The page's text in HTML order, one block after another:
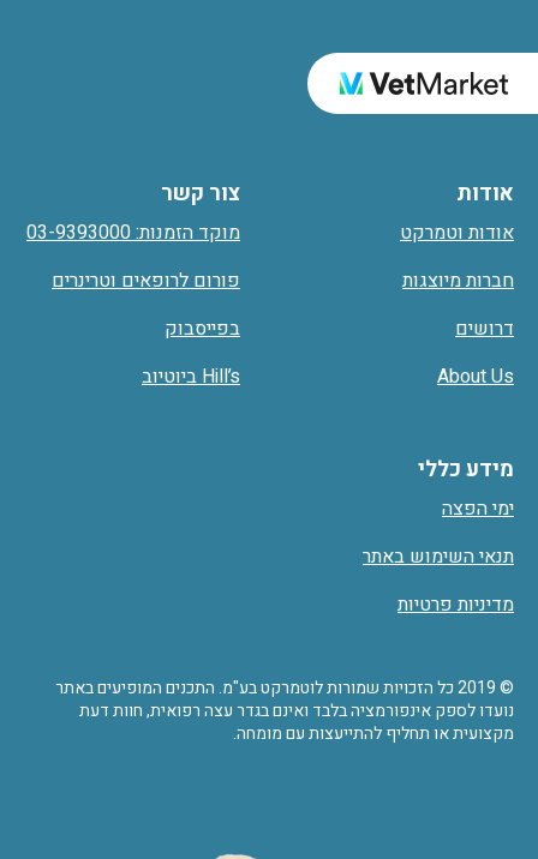
אודות
אודות וטמרקט
חברות מיוצגות
דרושים
About Us
מידע כללי
ימי הפצה
תנאי השימוש באתר
מדיניות פרטיות
צור קשר
מוקד הזמנות: 03-9393000
פורום לרופאים וטרינרים
בפייסבוק
Hill’s ביוטיוב
© 2019 כל הזכויות שמורות לוטמרקט בע"מ. התכנים המופיעים באתר
נועדו לספק אינפורמציה בלבד ואינם בגדר עצה רפואית, חוות דעת
מקצועית או תחליף להתייעצות עם מומחה.